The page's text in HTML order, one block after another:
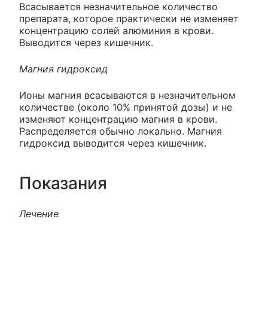
Всасывается незначительное количество
препарата, которое практически не изменяет
концентрацию солей алюминия в крови.
Выводится через кишечник.
Магния гидроксид
Ионы магния всасываются в незначительном
количестве (около 10% принятой дозы) и не
изменяют концентрацию магния в крови.
Распределяется обычно локально. Магния
гидроксид выводится через кишечник.
Показания
Лечение